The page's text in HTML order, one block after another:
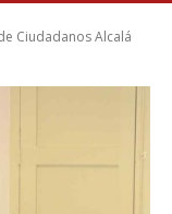
Ciudadanos Alcalá